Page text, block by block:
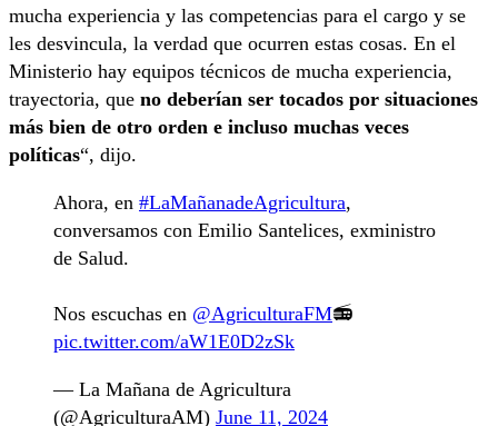
mucha experiencia y las competencias para el cargo y se
les desvincula, la verdad que ocurren estas cosas. En el
Ministerio hay equipos técnicos de mucha experiencia,
trayectoria, que no deberían ser tocados por situaciones
más bien de otro orden e incluso muchas veces
políticas“, dijo.
Ahora, en #LaMañanadeAgricultura,
conversamos con Emilio Santelices, exministro
de Salud.
Nos escuchas en @AgriculturaFM📻
pic.twitter.com/aW1E0D2zSk
— La Mañana de Agricultura
(@AgriculturaAM) June 11, 2024